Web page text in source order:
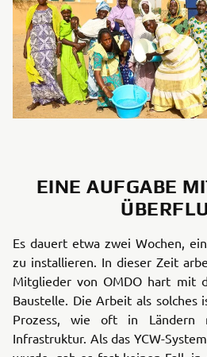
EINE AUFGABE
Es dauert etwa zwei Wochen,
zu installieren. In dieser Zeit
Mitglieder von OMDO hart mit
Baustelle. Die Arbeit als solches
Prozess, wie oft in Ländern
Infrastruktur. Als das YCW-